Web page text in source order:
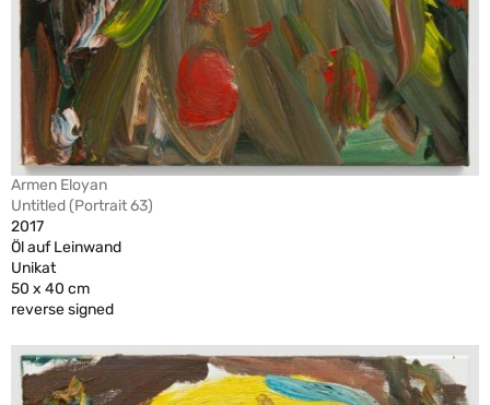
Armen Eloyan
Untitled (Portrait 63)
2017
Öl auf Leinwand
Unikat
50 x 40 cm
reverse signed